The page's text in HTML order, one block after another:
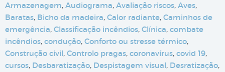
Armazenagem, Audiograma, Avaliação riscos, Aves,
Baratas, Bicho da madeira, Calor radiante, Caminhos de
emergência, Classificação incêndios, Clínica, combate
incêndios, condução, Conforto ou stresse térmico,
Construção civil, Controlo pragas, coronavírus, covid 19,
cursos, Desbaratização, Despistagem visual, Desratização,